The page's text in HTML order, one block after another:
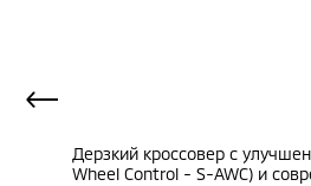
Дерзкий кроссовер с
Wheel Control - S-AWC) и